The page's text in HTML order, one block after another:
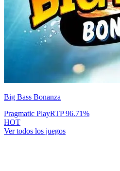
Big Bass Bonanza
Pragmatic PlayRTP96.71%
HOT
Ver todos los juegos